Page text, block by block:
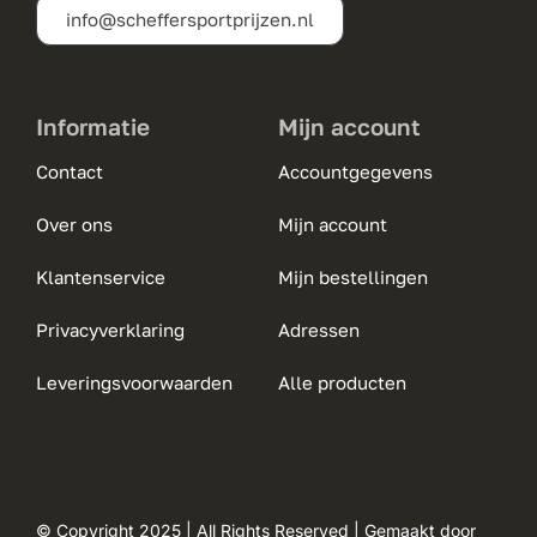
productpagina
info@scheffersportprijzen.nl
Informatie
Contact
Over ons
Klantenservice
Privacyverklaring
Leveringsvoorwaarden
Mijn account
Accountgegevens
Mijn account
Mijn bestellingen
Adressen
Alle producten
© Copyright 2025 | All Rights Reserved | Gemaakt door